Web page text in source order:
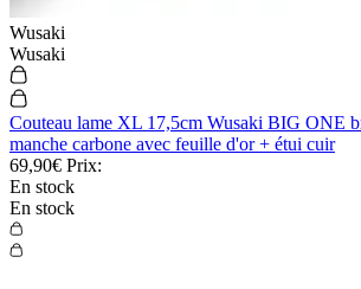
Wusaki
Wusaki
Couteau lame XL 17,5cm Wusaki BIG ONE
manche carbone avec feuille d'or + étui cuir
69,90€ Prix:
En stock
En stock